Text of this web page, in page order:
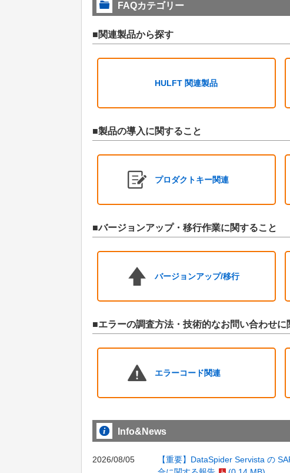
FAQカテゴリー
■関連製品から探す
HULFT 関連製品
■製品の導入に関すること
プロダクトキー関連
■バージョンアップ・移行作業に関すること
バージョンアップ/移行
■エラーの調査方法・技術的なお問い合わせに
エラーコード関連
Info&News
2026/08/05
【重要】DataSpider Servista の